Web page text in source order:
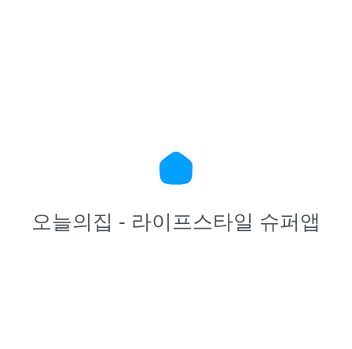
오늘의집 - 라이프스타일 슈퍼앱